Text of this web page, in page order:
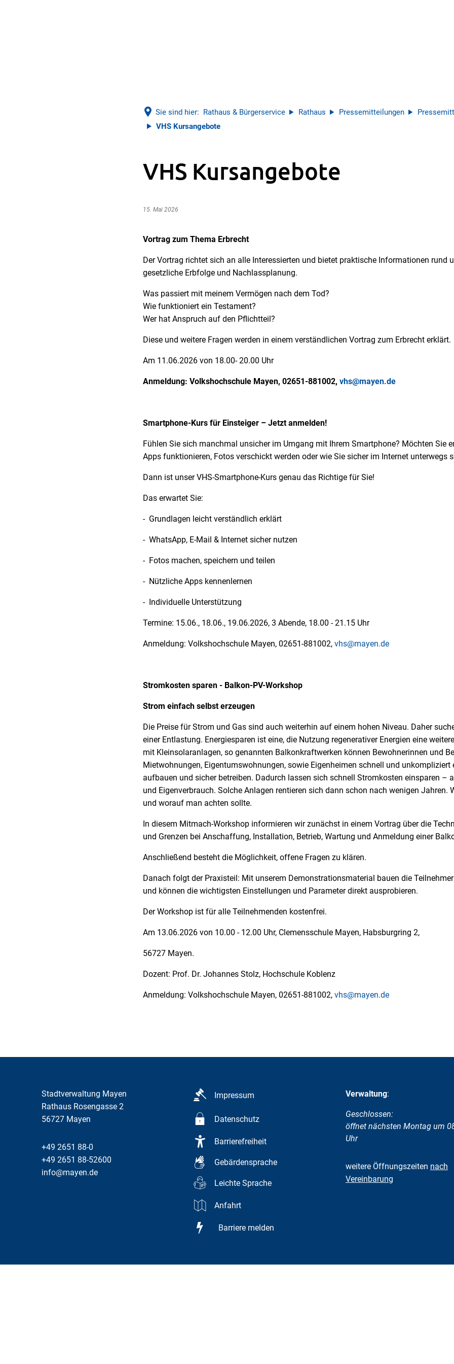
Sie sind hier: Rathaus & Bürgerservice Rathaus Pressemitteilungen
VHS Kursangebote
VHS Kursangebote
15. Mai 2026
Vortrag zum Thema Erbrecht
Der Vortrag richtet sich an alle Interessierten und bietet praktische Informationen rund
gesetzliche Erbfolge und Nachlassplanung.
Was passiert mit meinem Vermögen nach dem Tod?
Wie funktioniert ein Testament?
Wer hat Anspruch auf den Pflichtteil?
Diese und weitere Fragen werden in einem verständlichen Vortrag zum Erbrecht erklärt.
Am 11.06.2026 von 18.00- 20.00 Uhr
Anmeldung: Volkshochschule Mayen, 02651-881002, vhs@mayen.de
Smartphone-Kurs für Einsteiger – Jetzt anmelden!
Fühlen Sie sich manchmal unsicher im Umgang mit Ihrem Smartphone? Möchten Sie
Apps funktionieren, Fotos verschickt werden oder wie Sie sicher im Internet unterwegs
Dann ist unser VHS-Smartphone-Kurs genau das Richtige für Sie!
Das erwartet Sie:
- Grundlagen leicht verständlich erklärt
- WhatsApp, E-Mail & Internet sicher nutzen
- Fotos machen, speichern und teilen
- Nützliche Apps kennenlernen
- Individuelle Unterstützung
Termine: 15.06., 18.06., 19.06.2026, 3 Abende, 18.00 - 21.15 Uhr
Anmeldung: Volkshochschule Mayen, 02651-881002, vhs@mayen.de
Stromkosten sparen - Balkon-PV-Workshop
Strom einfach selbst erzeugen
Die Preise für Strom und Gas sind auch weiterhin auf einem hohen Niveau. Daher
einer Entlastung. Energiesparen ist eine, die Nutzung regenerativer Energien eine
mit Kleinsolaranlagen, so genannten Balkonkraftwerken können Bewohnerinnen und
Mietwohnungen, Eigentumswohnungen, sowie Eigenheimen schnell und unkompliziert
aufbauen und sicher betreiben. Dadurch lassen sich schnell Stromkosten einsparen –
und Eigenverbrauch. Solche Anlagen rentieren sich dann schon nach wenigen Jahren.
und worauf man achten sollte.
In diesem Mitmach-Workshop informieren wir zunächst in einem Vortrag über die
und Grenzen bei Anschaffung, Installation, Betrieb, Wartung und Anmeldung einer
Anschließend besteht die Möglichkeit, offene Fragen zu klären.
Danach folgt der Praxisteil: Mit unserem Demonstrationsmaterial bauen die
und können die wichtigsten Einstellungen und Parameter direkt ausprobieren.
Der Workshop ist für alle Teilnehmenden kostenfrei.
Am 13.06.2026 von 10.00 - 12.00 Uhr, Clemensschule Mayen, Habsburgring 2,
56727 Mayen.
Dozent: Prof. Dr. Johannes Stolz, Hochschule Koblenz
Anmeldung: Volkshochschule Mayen, 02651-881002, vhs@mayen.de
Stadtverwaltung Mayen
Rathaus Rosengasse 2
56727 Mayen
+49 2651 88-0
+49 2651 88-52600
info@mayen.de
Impressum
Datenschutz
Barrierefreiheit
Gebärdensprache
Leichte Sprache
Anfahrt
Barriere melden
Verwaltung:
Klicken, um weitere
Geschlossen:
öffnet nächsten Montag um
Uhr
weitere Öffnungszeiten nach
Vereinbarung